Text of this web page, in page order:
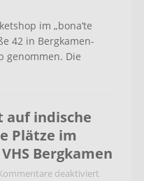
im „bona’te
42 in Bergkamen-
genommen. Die
auf indische
Plätze im
Bergkamen
deaktiviert